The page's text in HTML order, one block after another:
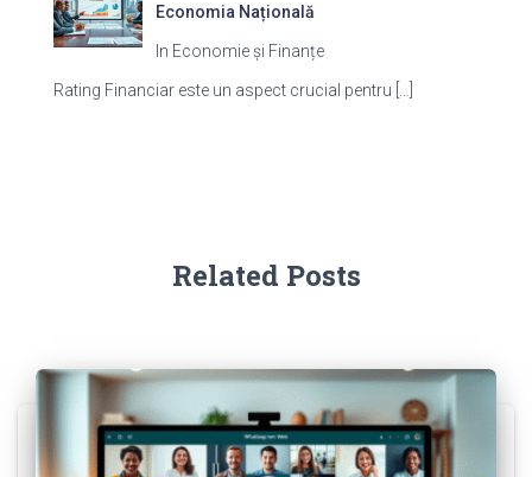
Economia Națională
In Economie și Finanțe
Rating Financiar este un aspect crucial pentru
Related Posts